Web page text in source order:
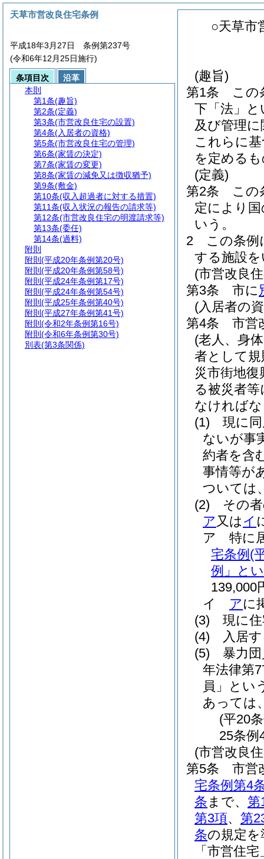
○天草市
(趣旨)
第1条
この
下「法」と
及び管理
これらに
を定める
(定義)
第2条
この
定により
いう。
2
この条例
する施設
(市営改良
第3条
市に
(入居者の
第4条
市営
(老人、身
者として
災市街地復
る被災者
なければ
(1)
現に
ないが事
約者を含
事情等が
ついては
(2)
その
ア 又は イ
ア
特に
宅条例 (
例」と
139,000
イ
アに
(3)
現に
(4)
入居
(5)
暴力
年法律第
員」とい
あっては
(平20
25条例
(市営改良
第5条
市営
宅条例第4
条 まで、 第
第3項、 第
条の規定
「市営住
天草市営改良住宅条例
平成18年3月27日 条例第237号
(令和6年12月25日施行)
条項目次
沿革
本則
第1条(趣旨)
第2条(定義)
第3条(市営改良住宅の設置)
第4条(入居者の資格)
第5条(市営改良住宅の管理)
第6条(家賃の決定)
第7条(家賃の変更)
第8条(家賃の減免又は徴収猶予)
第9条(敷金)
第10条(収入超過者に対する措置)
第11条(収入状況の報告の請求等)
第12条(市営改良住宅の明渡請求等)
第13条(委任)
第14条(過料)
附則
附則 (平成20年条例第20号)
附則 (平成20年条例第58号)
附則 (平成24年条例第17号)
附則 (平成24年条例第54号)
附則 (平成25年条例第40号)
附則 (平成27年条例第41号)
附則 (令和2年条例第16号)
附則 (令和6年条例第30号)
別表(第3条関係)